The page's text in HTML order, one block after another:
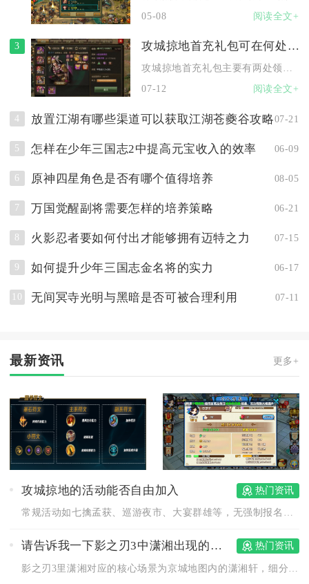
05-08
阅读全文+
3 攻城掠地首充礼包可在何处领取
攻城掠地首充礼包主要有两处领取渠道，一是完成任意金额充值后，...
07-12
阅读全文+
4 放置江湖有哪些渠道可以获取江湖苍夔谷攻略07-21
5 怎样在少年三国志2中提高元宝收入的效率 06-09
6 原神四星角色是否有哪个值得培养 08-05
7 万国觉醒副将需要怎样的培养策略 06-21
8 火影忍者要如何付出才能够拥有迈特之力 07-15
9 如何提升少年三国志金名将的实力 06-17
10 无间冥寺光明与黑暗是否可被合理利用 07-11
最新资讯 更多+
攻城掠地的活动能否自由加入 热门资讯
常规活动如七擒孟获、巡游夜市、大宴群雄等，无强制报名流程，满...
请告诉我一下影之刃3中潇湘出现的地点在哪 热门资讯